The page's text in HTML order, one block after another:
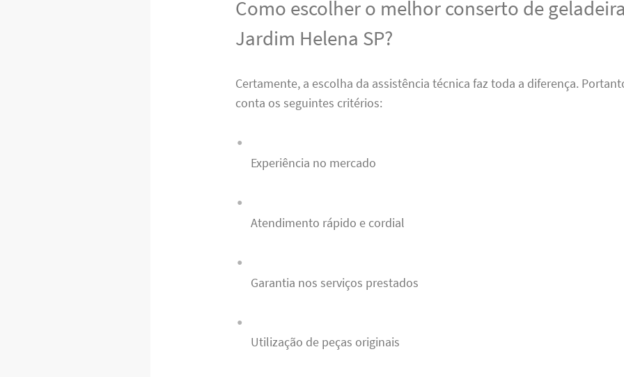
Como escolher o melhor conserto de
Jardim Helena SP?
Certamente, a escolha da assistência técnica faz toda a diferença.
conta os seguintes critérios:
Experiência no mercado
Atendimento rápido e cordial
Garantia nos serviços prestados
Utilização de peças originais